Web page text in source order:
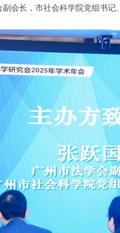
会长，市社会科学院党组书记